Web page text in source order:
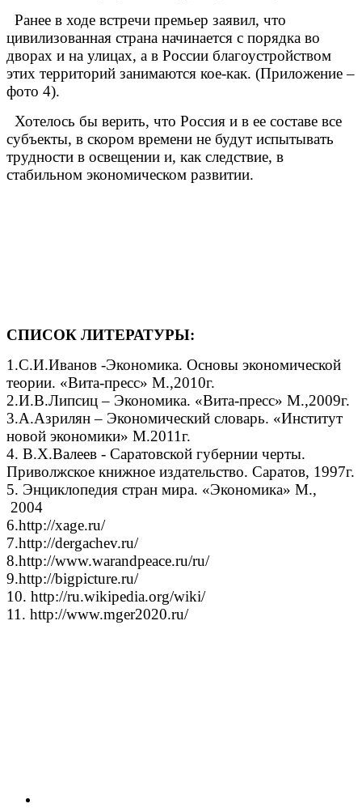
Ранее в ходе встречи премьер заявил, что
цивилизованная страна начинается с порядка во
дворах и на улицах, а в России благоустройством
этих территорий занимаются кое-как. (Приложение –
фото 4).
Хотелось бы верить, что Россия и в ее составе все
субъекты, в скором времени не будут испытывать
трудности в освещении и, как следствие, в
стабильном экономическом развитии.
СПИСОК ЛИТЕРАТУРЫ:
1.С.И.Иванов -Экономика. Основы экономической
теории. «Вита-пресс» М.,2010г.
2.И.В.Липсиц – Экономика. «Вита-пресс» М.,2009г.
3.А.Азрилян – Экономический словарь. «Институт
новой экономики» М.2011г.
4. В.Х.Валеев - Саратовской губернии черты.
Приволжское книжное издательство. Саратов, 1997г.
5. Энциклопедия стран мира. «Экономика» М.,
2004
6.http://xage.ru/
7.http://dergachev.ru/
8.http://www.warandpeace.ru/ru/
9.http://bigpicture.ru/
10. http://ru.wikipedia.org/wiki/
11. http://www.mger2020.ru/